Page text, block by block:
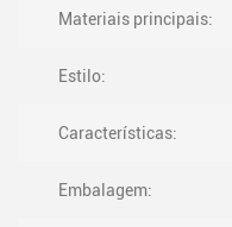
Materiais principais:
Estilo:
Características:
Embalagem: